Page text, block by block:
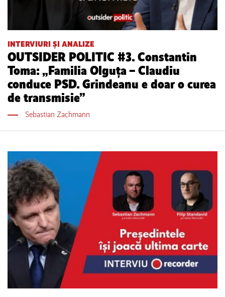
INTERVIURI ȘI ANALIZE
OUTSIDER POLITIC #3. Constantin
Toma: „Familia Olguța – Claudiu
conduce PSD. Grindeanu e doar o curea
de transmisie”
Sebastian Zachmann